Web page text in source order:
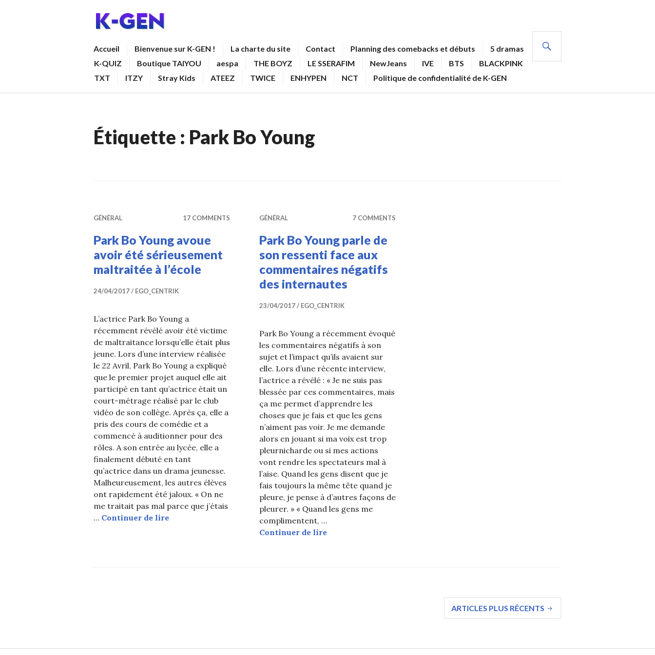
Accueil Bienvenue sur K-GEN ! La charte du site Contact Planning des comebacks et débuts
5 dramas
K-QUIZ
Boutique TAIYOU aespa THE BOYZ LE SSERAFIM NewJeans IVE BTS
BLACKPINK
TXT
ITZY Stray Kids ATEEZ TWICE ENHYPEN NCT Politique de confidentialité de K-GEN
Étiquette : Park Bo Young
GÉNÉRAL 17 COMMENTS
Park Bo Young avoue
avoir été sérieusement
maltraitée à l’école
24/04/2017 EGO_CENTRIK
L’actrice Park Bo Young a
récemment révélé avoir été victime
de maltraitance lorsqu’elle était plus
jeune. Lors d’une interview réalisée
le 22 Avril, Park Bo Young a expliqué
que le premier projet auquel elle ait
participé en tant qu’actrice était un
court-métrage réalisé par le club
vidéo de son collège. Après ça, elle a
pris des cours de comédie et a
commencé à auditionner pour des
rôles. A son entrée au lycée, elle a
finalement débuté en tant
qu’actrice dans un drama jeunesse.
Malheureusement, les autres élèves
ont rapidement été jaloux. « On ne
me traitait pas mal parce que j’étais
… Continuer de lirePark Bo Young avoue avoir été sérieusement maltraitée à l’école
GÉNÉRAL 7 COMMENTS
Park Bo Young parle de
son ressenti face aux
commentaires négatifs
des internautes
23/04/2017 EGO_CENTRIK
Park Bo Young a récemment évoqué
les commentaires négatifs à son
sujet et l’impact qu’ils avaient sur
elle. Lors d’une récente interview,
l’actrice a révélé : « Je ne suis pas
blessée par ces commentaires, mais
ça me permet d’apprendre les
choses que je fais et que les gens
n’aiment pas voir. Je me demande
alors en jouant si ma voix est trop
pleurnicharde ou si mes actions
vont rendre les spectateurs mal à
l’aise. Quand les gens disent que je
fais toujours la même tête quand je
pleure, je pense à d’autres façons de
pleurer. » « Quand les gens me
complimentent, …
Continuer de lirePark Bo Young parle de son ressenti face aux commentaires négatifs des
ARTICLES PLUS RÉCENTS